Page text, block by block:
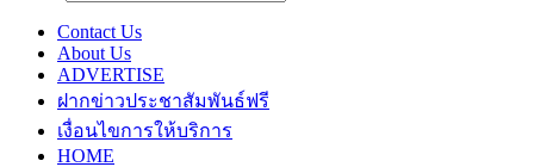
Contact Us
About Us
ADVERTISE
ฝากข่าวประชาสัมพันธ์ฟรี
เงื่อนไขการให้บริการ
HOME